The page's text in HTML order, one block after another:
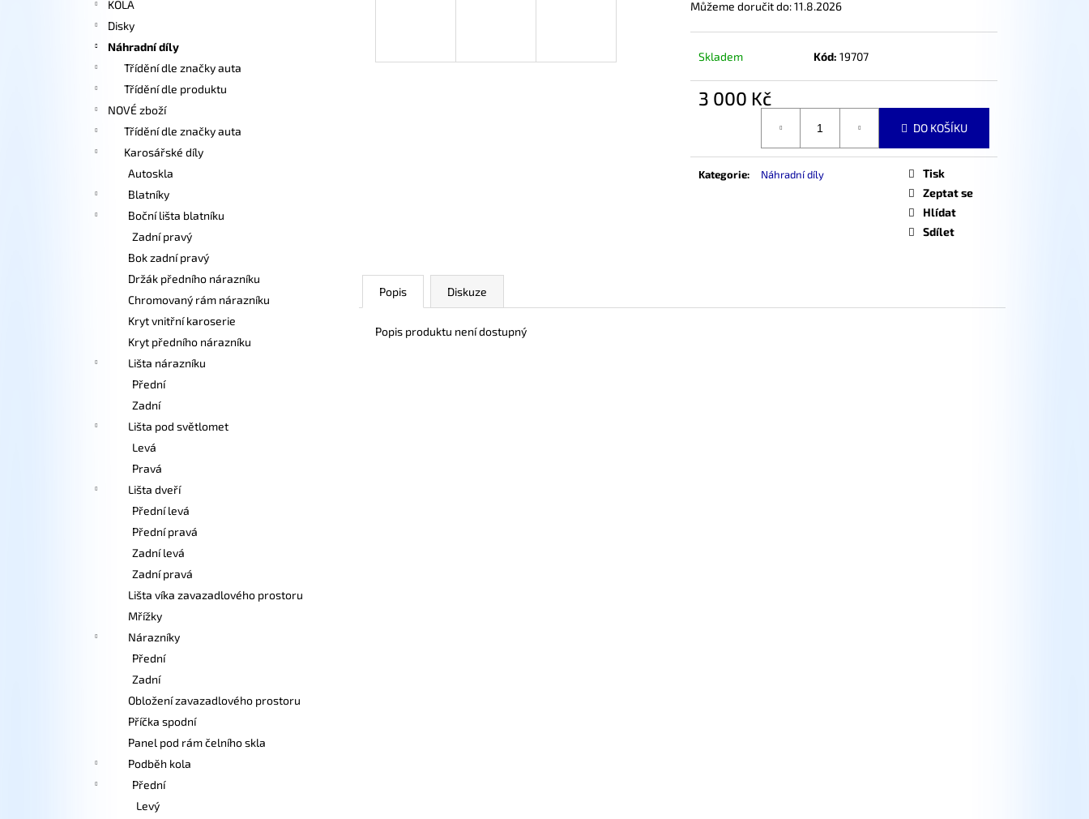
KOLA
Disky
Náhradní díly
Třídění dle značky auta
Třídění dle produktu
NOVÉ zboží
Třídění dle značky auta
Karosářské díly
Autoskla
Blatníky
Boční lišta blatníku
Zadní pravý
Bok zadní pravý
Držák předního nárazníku
Chromovaný rám nárazníku
Kryt vnitřní karoserie
Kryt předního nárazníku
Lišta nárazníku
Přední
Zadní
Lišta pod světlomet
Levá
Pravá
Lišta dveří
Přední levá
Přední pravá
Zadní levá
Zadní pravá
Lišta víka zavazadlového prostoru
Mřížky
Nárazníky
Přední
Zadní
Obložení zavazadlového prostoru
Příčka spodní
Panel pod rám čelního skla
Podběh kola
Přední
Levý
Můžeme doručit do:11.8.2026
Skladem Kód: 19707
3 000 Kč
DO KOŠÍKU
Kategorie: Náhradní díly
Tisk
Zeptat se
Hlídat
Sdílet
Popis Diskuze
Popis produktu není dostupný